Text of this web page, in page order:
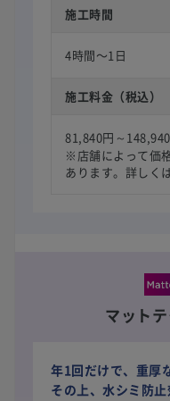
施工時間
4時間〜1日
施工料金（税込）
81,840円～
※店舗によって価
あります。詳しく
マット
年1回だけで、重厚
その上、水シミ防止